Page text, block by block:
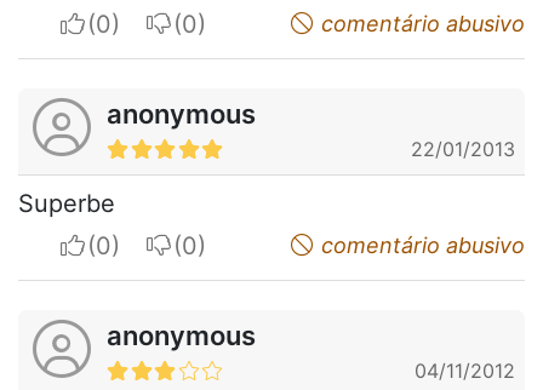
I apreciateI do not appreciatecomentário abusivo
anonymous
22/01/2013
Superbe
I apreciateI do not appreciatecomentário abusivo
anonymous
04/11/2012